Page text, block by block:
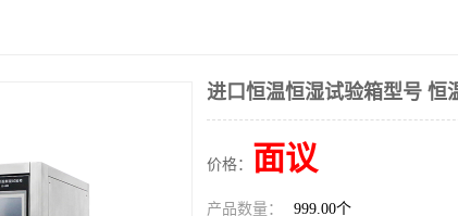
进口恒温恒湿试验箱型号 恒
价格： 面议
产品数量： 999.00个